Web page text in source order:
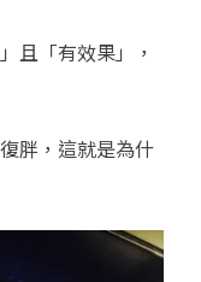
且「有效果」，
胖，這就是為什